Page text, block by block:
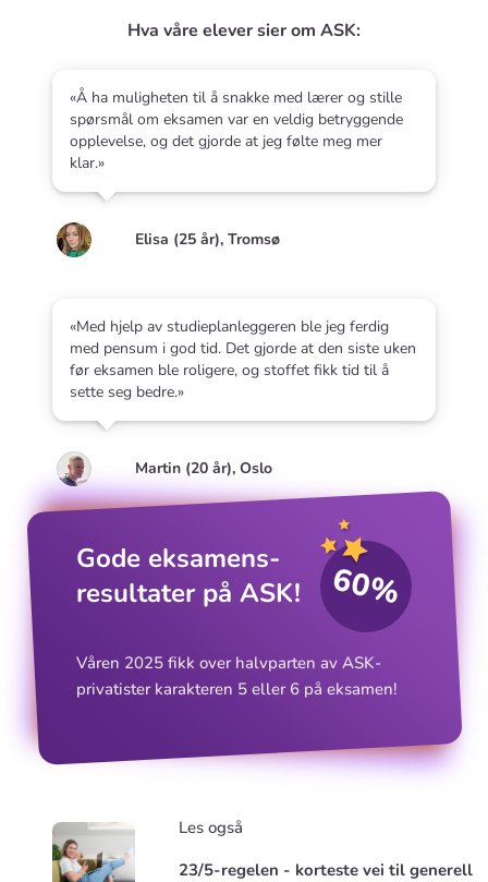
Hva våre elever sier om ASK:
«Å ha muligheten til å snakke med lærer og stille
spørsmål om eksamen var en veldig betryggende
opplevelse, og det gjorde at jeg følte meg mer
klar.»
Elisa (25 år), Tromsø
«Med hjelp av studieplanleggeren ble jeg ferdig
med pensum i god tid. Det gjorde at den siste uken
før eksamen ble roligere, og stoffet fikk tid til å
sette seg bedre.»
Martin (20 år), Oslo
Gode eksamens­
resultater på ASK!
60%
Våren 2025 fikk over halvparten av ASK-
privatister karakteren 5 eller 6 på eksamen!
Les også
23/5-regelen - korteste vei til generell